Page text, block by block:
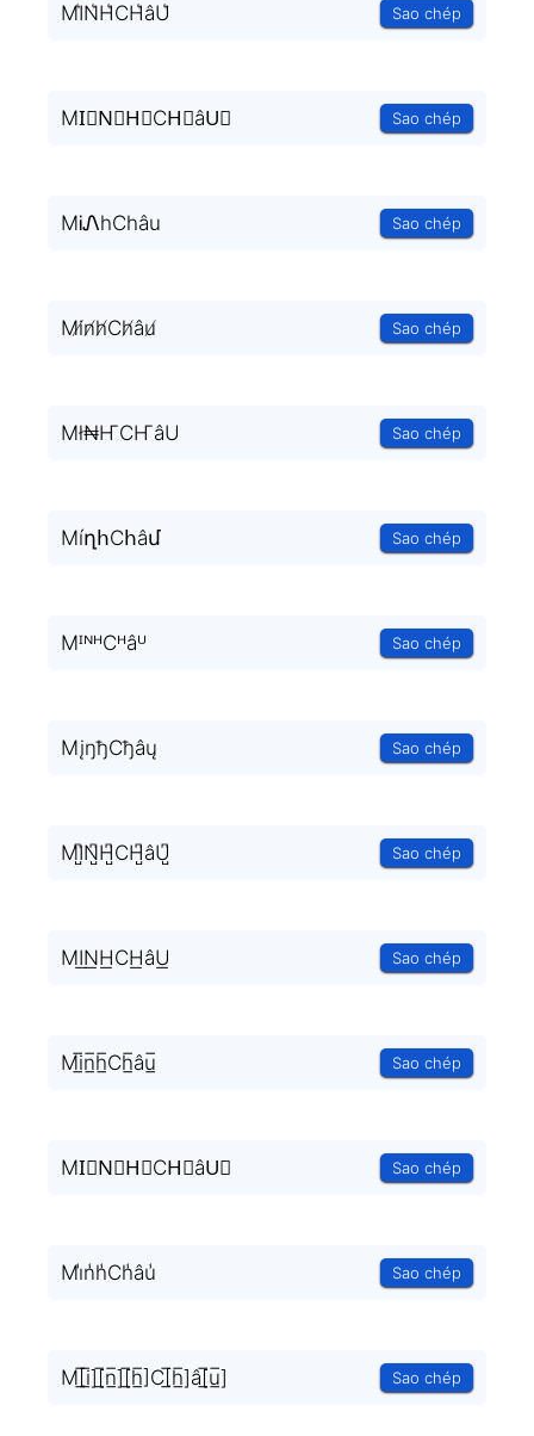
MI͛N͛H͛CH͛âU͛ Sao chép
MI⃒N⃒H⃒CH⃒âU⃒ Sao chép
MᎥᏁhChâu Sao chép
Mi̸n̸h̸Ch̸âu̸ Sao chép
Mł₦ҤCҤâU Sao chép
MíղհCհâմ Sao chép
MᴵᴺᴴCᴴâᵁ Sao chép
MįŋђCђâų Sao chép
MI̺͆N̺͆H̺͆CH̺͆âU̺͆ Sao chép
MI͟N͟H͟CH͟âU͟ Sao chép
Mi̲̅n̲̅h̲̅Ch̲̅âu̲̅ Sao chép
MI⃣N⃣H⃣CH⃣âU⃣ Sao chép
Mi̾n̾h̾Ch̾âu̾ Sao chép
M[̲̅i̲̅][̲̅n̲̅][̲̅h̲̅]C[̲̅h̲̅]â[̲̅u̲̅] Sao chép